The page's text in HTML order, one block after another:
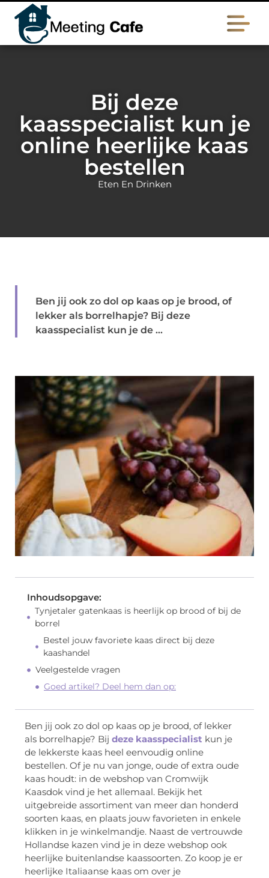
Bij deze
kaasspecialist kun je
online heerlijke kaas
bestellen
Eten En Drinken
Ben jij ook zo dol op kaas op je brood, of
lekker als borrelhapje? Bij deze
kaasspecialist kun je de ...
Inhoudsopgave:
Tynjetaler gatenkaas is heerlijk op brood of bij de
borrel
Bestel jouw favoriete kaas direct bij deze
kaashandel
Veelgestelde vragen
Goed artikel? Deel hem dan op:
Ben jij ook zo dol op kaas op je brood, of lekker
als borrelhapje? Bij deze kaasspecialist kun je
de lekkerste kaas heel eenvoudig online
bestellen. Of je nu van jonge, oude of extra oude
kaas houdt: in de webshop van Cromwijk
Kaasdok vind je het allemaal. Bekijk het
uitgebreide assortiment van meer dan honderd
soorten kaas, en plaats jouw favorieten in enkele
klikken in je winkelmandje. Naast de vertrouwde
Hollandse kazen vind je in deze webshop ook
heerlijke buitenlandse kaassoorten. Zo koop je er
heerlijke Italiaanse kaas om over je